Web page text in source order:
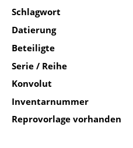
Schlagwort
Datierung
Beteiligte
Serie / Reihe
Konvolut
Inventarnummer
Reprovorlage vorhanden